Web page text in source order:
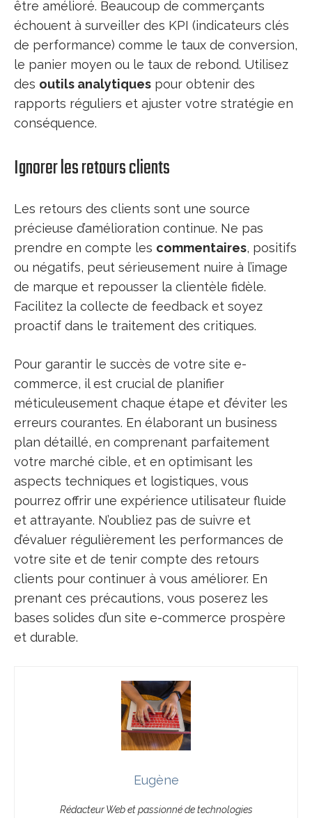
être amélioré. Beaucoup de commerçants
échouent à surveiller des KPI (indicateurs clés
de performance) comme le taux de conversion,
le panier moyen ou le taux de rebond. Utilisez
des outils analytiques pour obtenir des
rapports réguliers et ajuster votre stratégie en
conséquence.
Ignorer les retours clients
Les retours des clients sont une source
précieuse d’amélioration continue. Ne pas
prendre en compte les commentaires, positifs
ou négatifs, peut sérieusement nuire à l’image
de marque et repousser la clientèle fidèle.
Facilitez la collecte de feedback et soyez
proactif dans le traitement des critiques.
Pour garantir le succès de votre site e-
commerce, il est crucial de planifier
méticuleusement chaque étape et d’éviter les
erreurs courantes. En élaborant un business
plan détaillé, en comprenant parfaitement
votre marché cible, et en optimisant les
aspects techniques et logistiques, vous
pourrez offrir une expérience utilisateur fluide
et attrayante. N’oubliez pas de suivre et
d’évaluer régulièrement les performances de
votre site et de tenir compte des retours
clients pour continuer à vous améliorer. En
prenant ces précautions, vous poserez les
bases solides d’un site e-commerce prospère
et durable.
Eugène
Rédacteur Web et passionné de technologies